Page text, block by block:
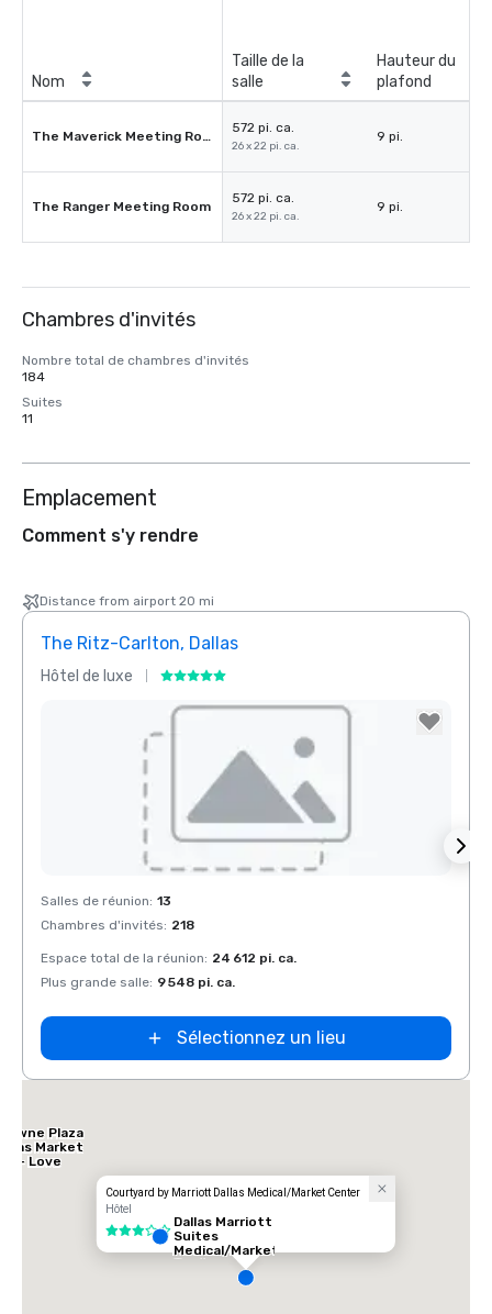
Nom
Taille de la
salle
Hauteur du
plafond
The Maverick Meeting Room
572 pi. ca.
26 x 22 pi. ca.
9 pi.
The Ranger Meeting Room
572 pi. ca.
26 x 22 pi. ca.
9 pi.
Chambres d'invités
Nombre total de chambres d'invités
184
Suites
11
Emplacement
Comment s'y rendre
Distance from airport 20 mi
The Ritz-Carlton, Dallas
Hôtel de luxe
Removed from favorites
Salles de réunion: 13
Chambres d'invités: 218
Espace total de la réunion: 24 612 pi. ca.
Plus grande salle: 9 548 pi. ca.
Sélectionnez un lieu
Courtyard by Marriott Dallas Medical/Market Center
Hôtel
3 sur 5
Plaza
Market
- Love
Dallas Marriott
Suites
Medical/Market
Center